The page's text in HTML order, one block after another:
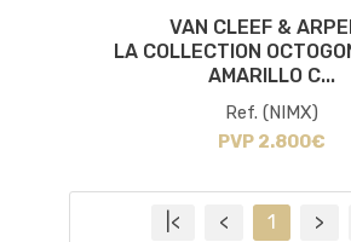
VAN CLEEF &
LA COLLECTION
AMARILLO C...
Ref. (NIMX)
PVP 2.800€
|< < 1 >